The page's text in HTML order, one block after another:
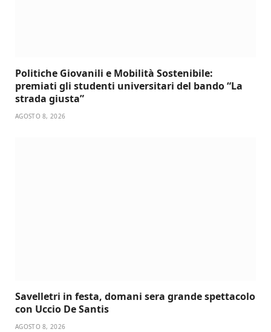
Politiche Giovanili e Mobilità Sostenibile:
premiati gli studenti universitari del bando “La
strada giusta”
AGOSTO 8, 2026
Savelletri in festa, domani sera grande spettacolo
con Uccio De Santis
AGOSTO 8, 2026